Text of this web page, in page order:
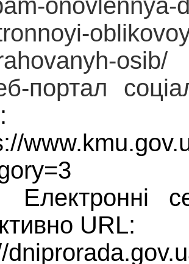
osib/
портал
Електронні
URL: